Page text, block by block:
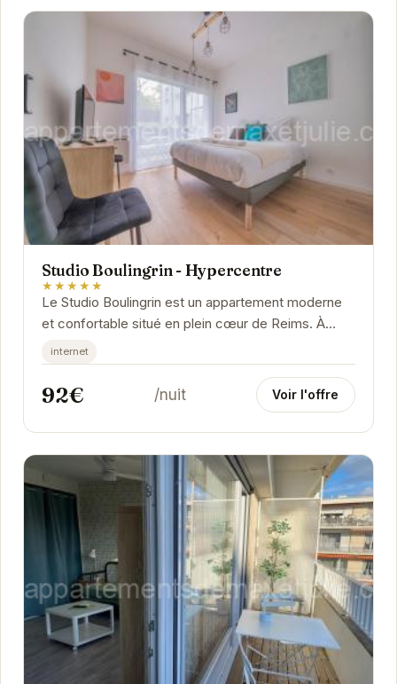
Studio Boulingrin - Hypercentre
★★★★★
Le Studio Boulingrin est un appartement moderne
et confortable situé en plein cœur de Reims. À
proximité des commerces, restaurants et sites...
internet
92€ /nuit Voir l'offre